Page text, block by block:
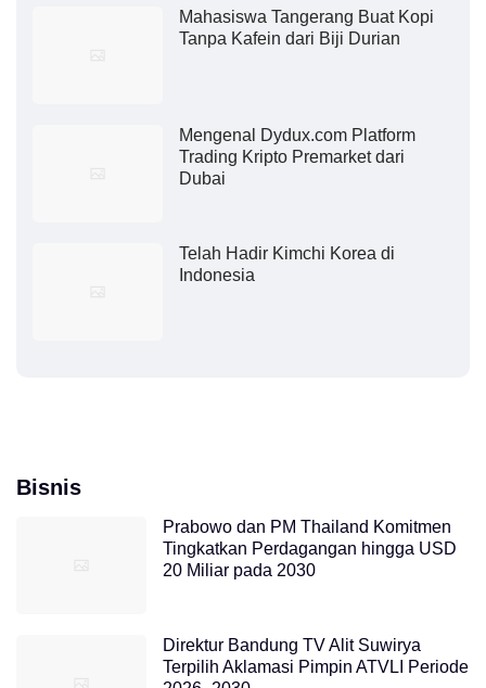
Mahasiswa Tangerang Buat Kopi
Tanpa Kafein dari Biji Durian
Mengenal Dydux.com Platform
Trading Kripto Premarket dari
Dubai
Telah Hadir Kimchi Korea di
Indonesia
Bisnis
Prabowo dan PM Thailand Komitmen
Tingkatkan Perdagangan hingga USD
20 Miliar pada 2030
Direktur Bandung TV Alit Suwirya
Terpilih Aklamasi Pimpin ATVLI Periode